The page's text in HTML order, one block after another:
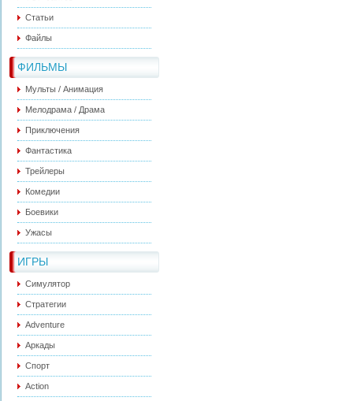
Статьи
Файлы
ФИЛЬМЫ
Мульты / Анимация
Мелодрама / Драма
Приключения
Фантастика
Трейлеры
Комедии
Боевики
Ужасы
ИГРЫ
Симулятор
Стратегии
Adventure
Аркады
Спорт
Action